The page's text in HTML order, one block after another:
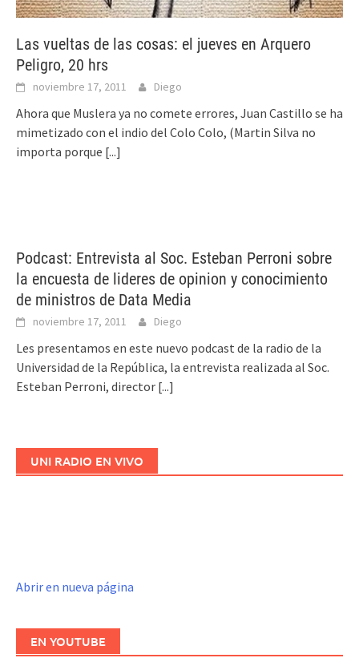
Las vueltas de las cosas: el jueves en Arquero
Peligro, 20 hrs
noviembre 17, 2011 Diego
Ahora que Muslera ya no comete errores, Juan Castillo se ha
mimetizado con el indio del Colo Colo, (Martin Silva no
importa porque [...]
Podcast: Entrevista al Soc. Esteban Perroni sobre
la encuesta de lideres de opinion y conocimiento
de ministros de Data Media
noviembre 17, 2011 Diego
Les presentamos en este nuevo podcast de la radio de la
Universidad de la República, la entrevista realizada al Soc.
Esteban Perroni, director [...]
UNI RADIO EN VIVO
Abrir en nueva página
EN YOUTUBE